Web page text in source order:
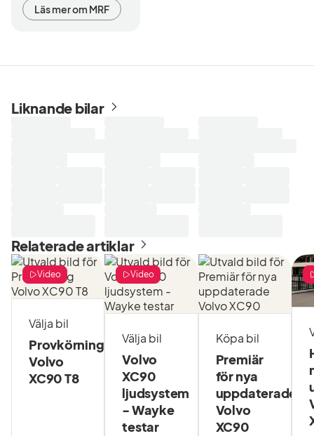
Läs mer om MRF
Liknande bilar
Relaterade artiklar
Välja bil
Provkörning
Volvo
XC90 T8
Video
Välja bil
Volvo
XC90
ljudsystem
- Wayke
testar
Video
Köpa bil
Premiär
för nya
uppdaterade
Volvo
XC90